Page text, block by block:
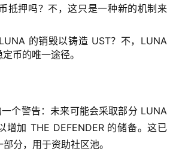
抵押吗？不，这只是一种新的机制来
的销毁以铸造 UST？不，LUNA
币的唯一途径。
个警告：未来可能会采取部分 LUNA
增加 THE DEFENDER 的储备。这已
分，用于资助社区池。